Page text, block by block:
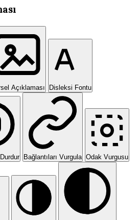
Açıklaması Disleksi Fontu
Bağlantıları Vurgula Odak Vurgusu